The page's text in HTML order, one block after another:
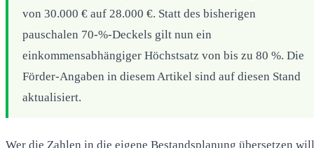
von 30.000 € auf 28.000 €. Statt des bisherigen
pauschalen 70‑%‑Deckels gilt nun ein
einkommensabhängiger Höchstsatz von bis zu 80 %. Die
Förder-Angaben in diesem Artikel sind auf diesen Stand
aktualisiert.
Wer die Zahlen in die eigene Bestandsplanung übersetzen